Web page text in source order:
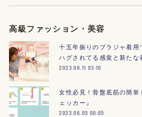
高級ファッション・美容
十五年振りのブラジャ着用
ハグされてる感覚と新たな
2023.06.11 03:10
女性必見！骨盤底筋の簡
ェッカー』
2023.06.05 00:05